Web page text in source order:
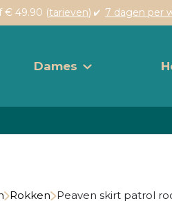
€ 49.90 (tarieven) 7 dagen per
Dames
Rokken Peaven skirt patrol